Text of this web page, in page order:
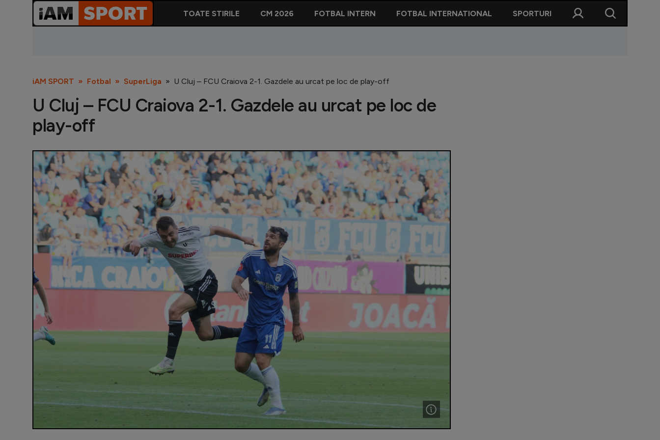
TOATE STIRILE CM 2026 FOTBAL INTERN FOTBAL INTERNATIONAL SPORTURI
iAM SPORT Fotbal SuperLiga U Cluj – FCU Craiova 2-1. Gazdele au urcat pe loc de play-off
U Cluj – FCU Craiova 2-1. Gazdele au urcat pe loc de
play-off